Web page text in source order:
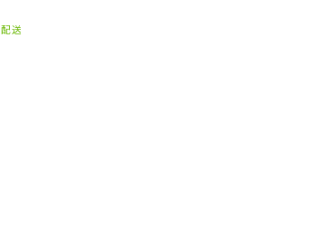
2023年6月
配送